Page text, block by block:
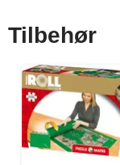
Tilbehør